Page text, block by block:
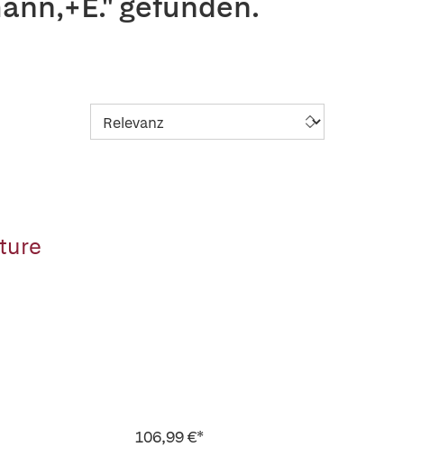
106,99 €*